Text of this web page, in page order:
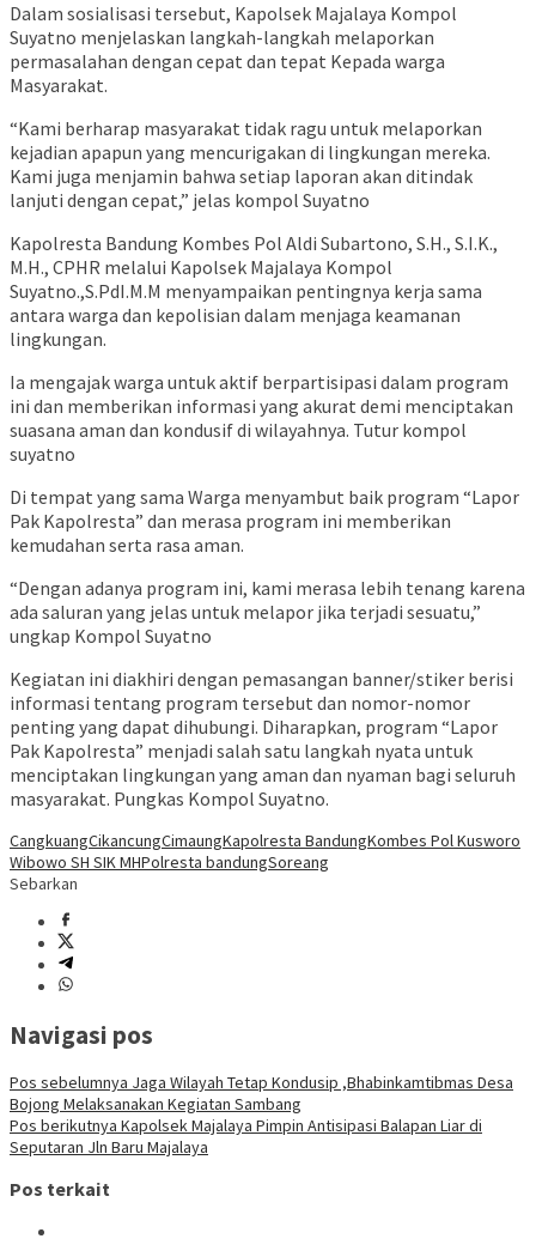
Dalam sosialisasi tersebut, Kapolsek Majalaya Kompol
Suyatno menjelaskan langkah-langkah melaporkan
permasalahan dengan cepat dan tepat Kepada warga
Masyarakat.
“Kami berharap masyarakat tidak ragu untuk melaporkan
kejadian apapun yang mencurigakan di lingkungan mereka.
Kami juga menjamin bahwa setiap laporan akan ditindak
lanjuti dengan cepat,” jelas kompol Suyatno
Kapolresta Bandung Kombes Pol Aldi Subartono, S.H., S.I.K.,
M.H., CPHR melalui Kapolsek Majalaya Kompol
Suyatno.,S.PdI.M.M menyampaikan pentingnya kerja sama
antara warga dan kepolisian dalam menjaga keamanan
lingkungan.
Ia mengajak warga untuk aktif berpartisipasi dalam program
ini dan memberikan informasi yang akurat demi menciptakan
suasana aman dan kondusif di wilayahnya. Tutur kompol
suyatno
Di tempat yang sama Warga menyambut baik program “Lapor
Pak Kapolresta” dan merasa program ini memberikan
kemudahan serta rasa aman.
“Dengan adanya program ini, kami merasa lebih tenang karena
ada saluran yang jelas untuk melapor jika terjadi sesuatu,”
ungkap Kompol Suyatno
Kegiatan ini diakhiri dengan pemasangan banner/stiker berisi
informasi tentang program tersebut dan nomor-nomor
penting yang dapat dihubungi. Diharapkan, program “Lapor
Pak Kapolresta” menjadi salah satu langkah nyata untuk
menciptakan lingkungan yang aman dan nyaman bagi seluruh
masyarakat. Pungkas Kompol Suyatno.
CangkuangCikancungCimaungKapolresta BandungKombes Pol Kusworo
Wibowo SH SIK MHPolresta bandungSoreang
Sebarkan
Navigasi pos
Pos sebelumnya Jaga Wilayah Tetap Kondusip ,Bhabinkamtibmas Desa
Bojong Melaksanakan Kegiatan Sambang
Pos berikutnya Kapolsek Majalaya Pimpin Antisipasi Balapan Liar di
Seputaran Jln Baru Majalaya
Pos terkait